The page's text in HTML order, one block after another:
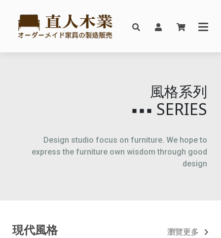
風格系列
▪▪▪ SERIES
Design studio focus on furniture. We hope to
express the furniture own wisdom through good
design
現代風格 瀏覽更多